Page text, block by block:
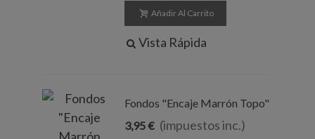
Añadir Al Carrito
Vista Rápida
Fondos "Encaje Marrón Topo"
3,95 € (impuestos inc.)